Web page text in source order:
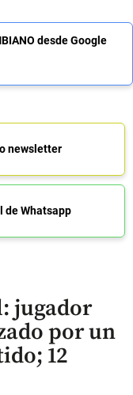
desde Google
newsletter
de Whatsapp
jugador
por un
12